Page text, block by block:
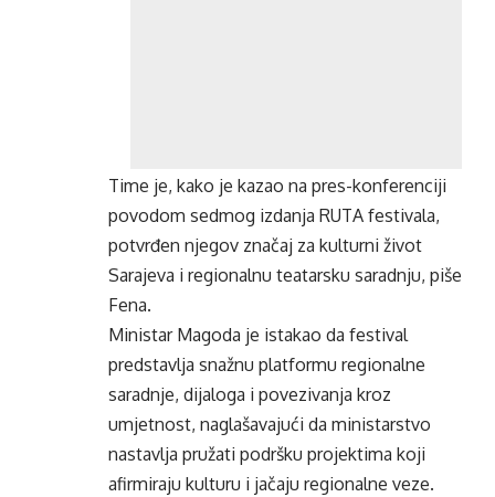
Time je, kako je kazao na pres-konferenciji
povodom sedmog izdanja RUTA festivala,
potvrđen njegov značaj za kulturni život
Sarajeva i regionalnu teatarsku saradnju, piše
Fena.
Ministar Magoda je istakao da festival
predstavlja snažnu platformu regionalne
saradnje, dijaloga i povezivanja kroz
umjetnost, naglašavajući da ministarstvo
nastavlja pružati podršku projektima koji
afirmiraju kulturu i jačaju regionalne veze.